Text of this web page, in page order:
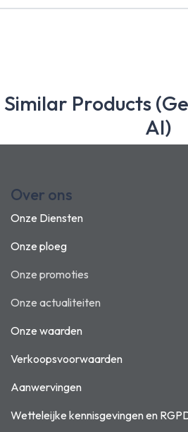
Similar Products
AI)
Over ons
Onze Diensten
Onze ploeg
Onze promoties
Onze actualiteiten
Onze waarden
Verkoopsvoorwaarden
Aanwervingen
Wetteleijke kennisgevingen en